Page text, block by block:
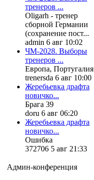
тренеров ...
Oligarh - тренер
сборной Германии
(сохранение пост...
admin 6 авг 10:02
ЧМ-2028. Выборы
тренеров ...
Европа, Португалия
trenersda 6 авг 10:00
Жеребьевка драфта
новичко...
Брага 39
doru 6 авг 06:20
Жеребьевка драфта
новичко...
Ошибка
372706 5 авг 21:33
Админ-конференция